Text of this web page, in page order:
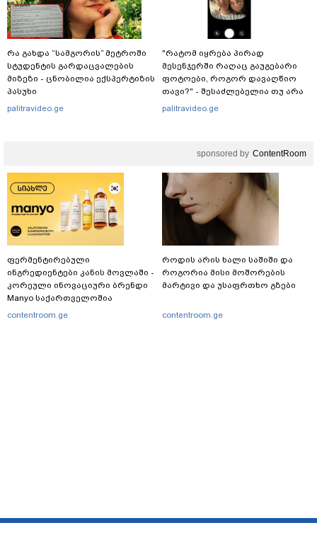
რა გახდა “სამგორის” მეტროში
სტუდენტის გარდაცვალების
მიზეზი - ცნობილია ექსპერტიზის
პასუხი
palitravideo.ge
"რატომ იყრება პირად
მესენჯერში რაღაც გაუგებარი
ფოტოები, როგორ დავაღწიო
თავი?" - შესაძლებელია თუ არა
ამ ფუნქციის წაშლა?
palitravideo.ge
sponsored by ContentRoom
ფერმენტირებული
ინგრედიენტები კანის მოვლაში -
კორეული ინოვაციური ბრენდი
Manyo საქართველოშია
contentroom.ge
როდის არის ხალი საშიში და
როგორია მისი მოშორების
მარტივი და უსაფრთხო გზები
contentroom.ge